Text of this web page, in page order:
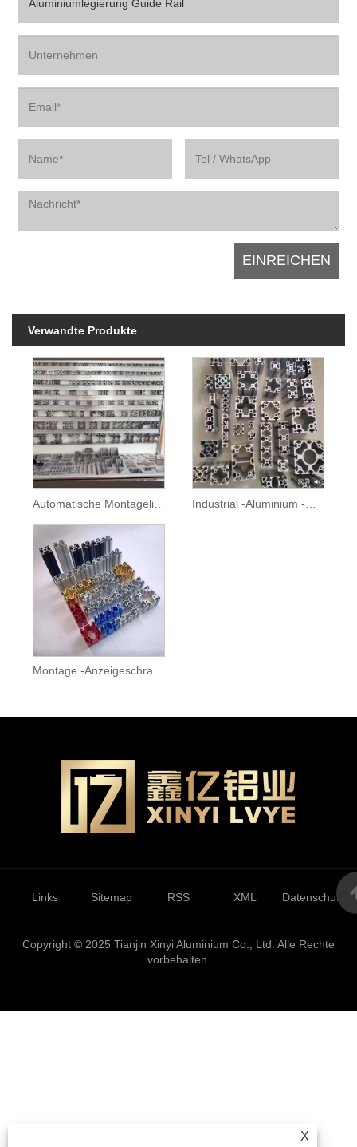
Verwandte Produkte
Automatische Montagelinie Industrial Aluminiumprofil
Montage -Anzeigeschrank Display Rack Industrial Aluminiumprofil
X
Links Sitemap RSS XML
Copyright © 2025 Tianjin Xinyi Aluminium Co., Ltd. Alle Rechte
vorbehalten.